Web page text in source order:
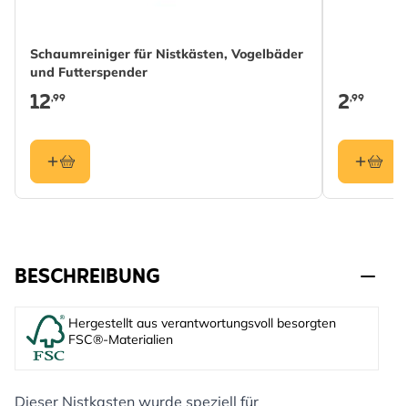
Schaumreiniger für Nistkästen, Vogelbäder
und Futterspender
12,99 2,99
BESCHREIBUNG
Hergestellt aus verantwortungsvoll besorgten
FSC®-Materialien
Dieser Nistkasten wurde speziell für